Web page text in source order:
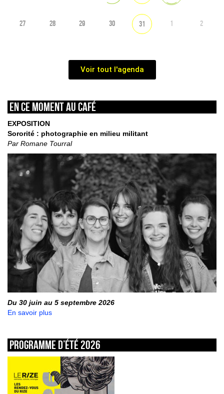
27 28 29 30 31 1 2
Voir tout l'agenda
En ce moment au café
EXPOSITION
Sororité : photographie en milieu militant
Par Romane Tourral
Du 30 juin au 5 septembre 2026
En savoir plus
Programme d’été 2026